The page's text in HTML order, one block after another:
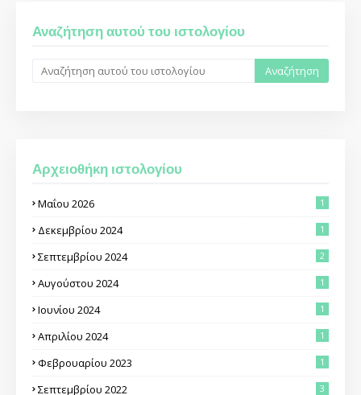
Αναζήτηση αυτού του ιστολογίου
Αρχειοθήκη ιστολογίου
Μαΐου 2026 1
Δεκεμβρίου 2024 1
Σεπτεμβρίου 2024 2
Αυγούστου 2024 1
Ιουνίου 2024 1
Απριλίου 2024 1
Φεβρουαρίου 2023 1
Σεπτεμβρίου 2022 3